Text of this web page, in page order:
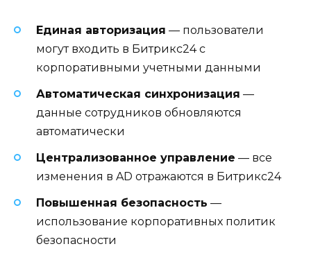
Единая авторизация — пользователи
могут входить в Битрикс24 с
корпоративными учетными данными
Автоматическая синхронизация —
данные сотрудников обновляются
автоматически
Централизованное управление — все
изменения в AD отражаются в Битрикс24
Повышенная безопасность —
использование корпоративных политик
безопасности